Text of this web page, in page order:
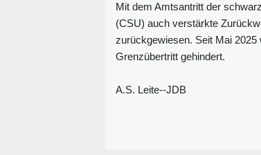
Mit dem Amtsantritt der
(CSU) auch verstärkte
zurückgewiesen. Seit Mai
Grenzübertritt gehindert.
A.S. Leite--JDB